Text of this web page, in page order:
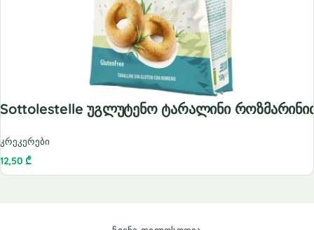
Sottolestelle Უგლუტენო Ტარალინი
კრეკერები
12,50₾